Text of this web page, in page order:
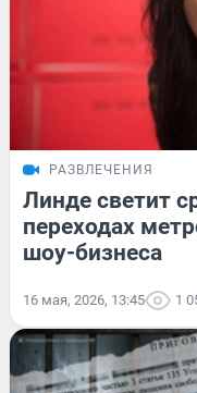
РАЗВЛЕЧЕНИЯ
Линде светит
переходах
шоу-бизнеса
16 мая, 2026, 13:45 1